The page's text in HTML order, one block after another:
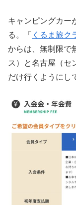
キャンピングカー
る。「 くるま旅ク
からは、無制限で
ス）と名古屋（セ
だけ行くようにし